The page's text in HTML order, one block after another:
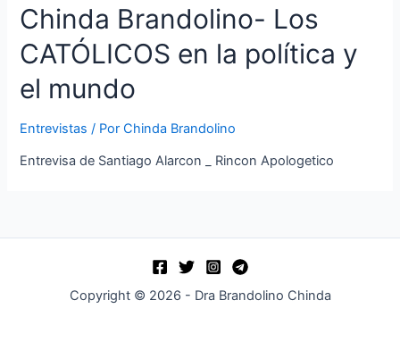
Chinda Brandolino- Los
CATÓLICOS en la política y
el mundo
Entrevistas / PorChinda Brandolino
Entrevisa de Santiago Alarcon _ Rincon Apologetico
Copyright © 2026 - Dra Brandolino Chinda